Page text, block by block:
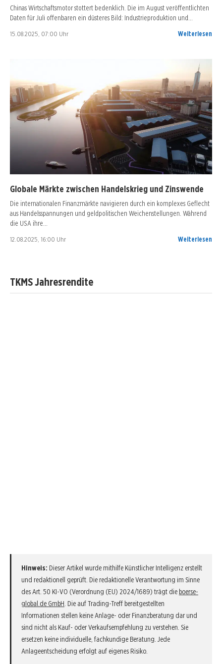
Chinas Wirtschaftsmotor stottert bedenklich. Die im August veröffentlichten
Daten für Juli offenbaren ein düsteres Bild: Industrieproduktion und…
15.08.2025, 07:00 Uhr Weiterlesen
Globale Märkte zwischen Handelskrieg und Zinswende
Die internationalen Finanzmärkte navigieren durch ein komplexes Geflecht
aus Handelsspannungen und geldpolitischen Weichenstellungen. Während
die USA ihre…
12.08.2025, 16:00 Uhr Weiterlesen
TKMS Jahresrendite
Hinweis: Dieser Artikel wurde mithilfe Künstlicher Intelligenz erstellt
und redaktionell geprüft. Die redaktionelle Verantwortung im Sinne
des Art. 50 KI-VO (Verordnung (EU) 2024/1689) trägt die boerse-
global.de GmbH . Die auf Trading-Treff bereitgestellten
Informationen stellen keine Anlage- oder Finanzberatung dar und
sind nicht als Kauf- oder Verkaufsempfehlung zu verstehen. Sie
ersetzen keine individuelle, fachkundige Beratung. Jede
Anlageentscheidung erfolgt auf eigenes Risiko.